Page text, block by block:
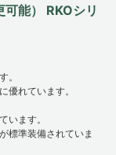
能） RKOシリ
。
優れています。
います。
標準装備されていま